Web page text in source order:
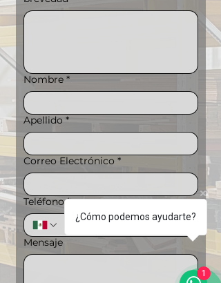
Nombre *
Apellido *
Correo Electrónico *
Teléfono *
Mensaje
¿Cómo podemos ayudarte?
1